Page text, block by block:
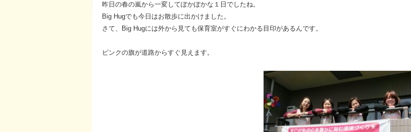
昨日の春の嵐から一変してぽかぽかな１日でしたね。
Big Hugでも今日はお散歩に出かけました。
さて、Big Hugには外から見ても保育室がすぐにわかる目印があるんです。
ピンクの旗が道路からすぐ見えます。